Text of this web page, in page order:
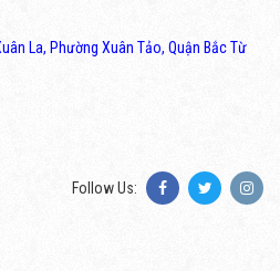
La, Phường Xuân Tảo, Quận Bắc Từ
Follow Us: